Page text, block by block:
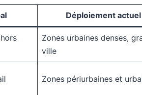
Déploiement actuel
Zones urbaines denses,
ville
Zones périurbaines et